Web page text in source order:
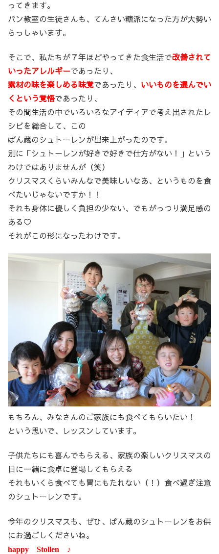
ってきます。
パン教室の生徒さんも、てんさい糖派になった方が大勢い
らっしゃいます。
そこで、私たちが７年ほどやってきた食生活で改善されて
いったアレルギーであったり、
素材の味を楽しめる味覚であったり、 いいものを選んでい
くという覚悟であったり、
その間生活の中でいろいろなアイディアで考え出されたレ
シピを総合して、この
ぱん蔵のシュトーレンが出来上がったのです。
別に「シュトーレンが好きで好きで仕方がない！」という
わけではありませんが（笑）
クリスマスくらいみんなで美味しいなあ、というものを食
べたいじゃないですか！！
それも身体に優しく負担の少ない、でもがっつり満足感の
ある♡
それがこの形になったわけです。
もちろん、みなさんのご家族にも食べてもらいたい！
という思いで、レッスンしています。
子供たちにも喜んでもらえる、家族の楽しいクリスマスの
日に一緒に食卓に登場してもらえる
それもいくら食べても胃にもたれない（！）食べ過ぎ注意
のシュトーレンです。
今年のクリスマスも、ぜひ、ぱん蔵のシュトーレンをお供
にお過ごしくださいね。
happy Stollen ♪